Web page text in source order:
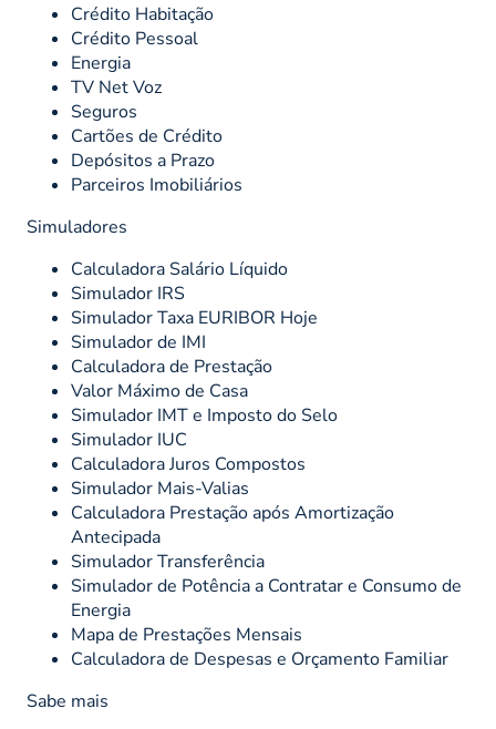
Crédito Habitação
Crédito Pessoal
Energia
TV Net Voz
Seguros
Cartões de Crédito
Depósitos a Prazo
Parceiros Imobiliários
Simuladores
Calculadora Salário Líquido
Simulador IRS
Simulador Taxa EURIBOR Hoje
Simulador de IMI
Calculadora de Prestação
Valor Máximo de Casa
Simulador IMT e Imposto do Selo
Simulador IUC
Calculadora Juros Compostos
Simulador Mais-Valias
Calculadora Prestação após Amortização
Antecipada
Simulador Transferência
Simulador de Potência a Contratar e Consumo de
Energia
Mapa de Prestações Mensais
Calculadora de Despesas e Orçamento Familiar
Sabe mais